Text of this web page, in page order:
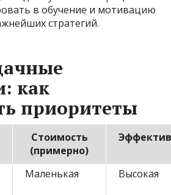
в обучение и мотивацию
стратегий.
как
приоритеты
Стоимость
(примерно)
Маленькая Высокая